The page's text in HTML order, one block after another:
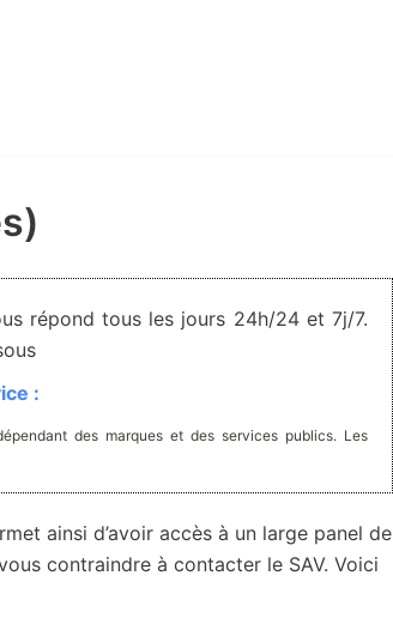
répond tous les jours 24h/24 et 7j/7.
:
des marques et des services publics. Les
ainsi d’avoir accès à un large panel de
contraindre à contacter le SAV. Voici